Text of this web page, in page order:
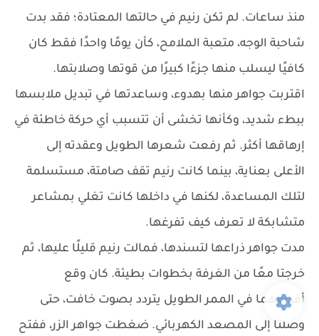
منذ ساعات. لم تكن رنيم في حالتها المعتادة؛ فقد بدت
شاحبة الوجه، متعبة الملامح، كأن يومًا واحدًا فقط كان
كافيًا ليسلب منها جزءًا كبيرًا من قوتها وصلابتها.
اقتربت جواهر منها بهدوء، وساعدتها في تبديل ملابسها
ببطء شديد، وكأنها تخشى أن تتسبب أي حركة خاطئة في
إرهاقها أكثر. ثم رفعت شعرها الطويل وعقدته إلى
الأعلى بعناية، بينما كانت رنيم تقف صامتة، مستسلمة
لتلك المساعدة، لكنها في داخلها كانت تغلي بمشاعر
متشابكة لا تعرف كيف تفرغها.
مدت جواهر ذراعها لتسندها، فمالت رنيم قليلًا عليها، ثم
خرجتا معًا من الغرفة بخطوات بطيئة. كان وقع
أقدامهما في الممر الطويل يتردد بصوت خافت، حتى
وصلتا إلى المصعد الكهربائي. ضغطت جواهر الزر، ففتح